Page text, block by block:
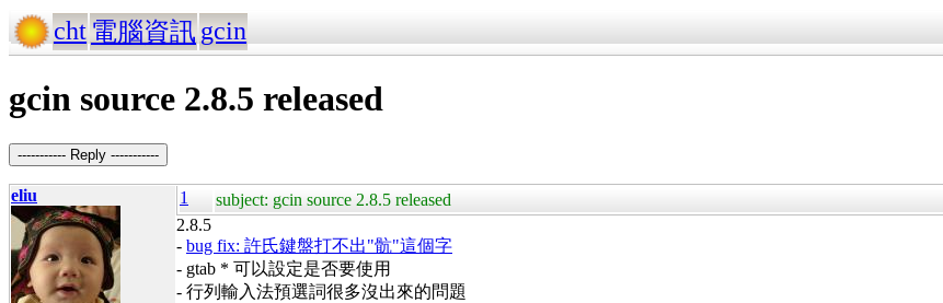
cht 電腦資訊 gcin
gcin source 2.8.5 released
----------- Reply -----------
eliu 1 subject: gcin source 2.8.5 released
2.8.5
- bug fix: 許氏鍵盤打不出"骯"這個字
- gtab * 可以設定是否要使用
- 行列輸入法預選詞很多沒出來的問題